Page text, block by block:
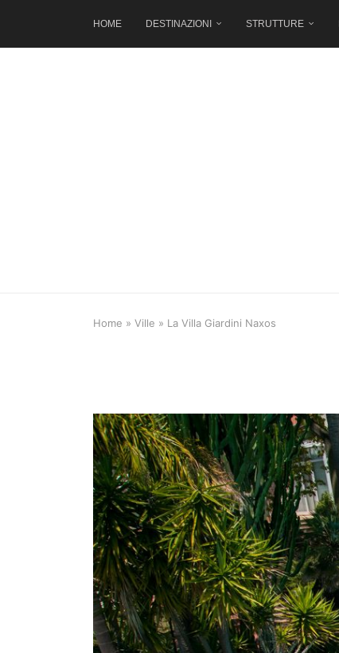
HOME DESTINAZIONI STRUTTURE
Home » Ville » La Villa Giardini Naxos